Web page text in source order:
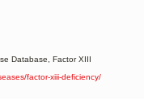
Database, Factor XIII
factor-xiii-deficiency/